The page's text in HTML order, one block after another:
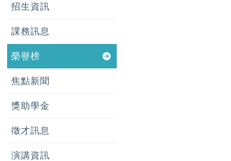
招生資訊
課務訊息
榮譽榜
焦點新聞
獎助學金
徵才訊息
演講資訊